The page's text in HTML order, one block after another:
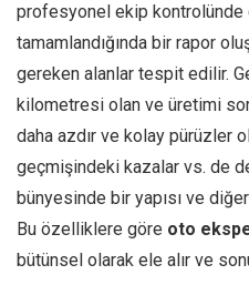
profesyonel ekip kontrolünde
tamamlandığında bir rapor
gereken alanlar tespit edilir.
kilometresi olan ve üretimi
daha azdır ve kolay pürüzler
geçmişindeki kazalar vs. de
bünyesinde bir yapısı ve
Bu özelliklere göre oto
bütünsel olarak ele alır ve